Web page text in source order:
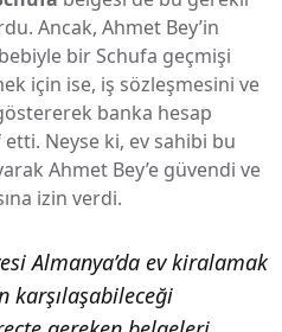
Ancak, Ahmet Bey’in
bir Schufa geçmişi
için ise, iş sözleşmesini ve
banka hesap
Neyse ki, ev sahibi bu
Ahmet Bey’e güvendi ve
izin verdi.
Almanya’da ev kiralamak
karşılaşabileceği